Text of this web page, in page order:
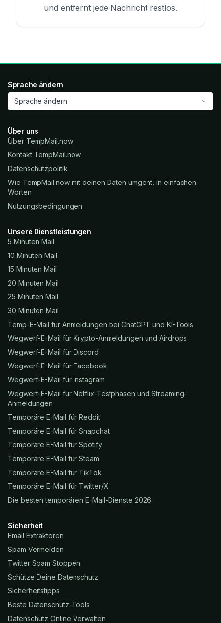
und entfernt jede Nachricht restlos.
Sprache ändern
Sprache ändern
Über uns
Über TempMail.now
Kontakt TempMail.now
Datenschutzpolitik
Wie TempMail.now mit deinen Daten umgeht, in einfachen
Worten
Nutzungsbedingungen
Unsere Dienstleistungen
5 Minuten Mail
10 Minuten Mail
15 Minuten Mail
20 Minuten Mail
25 Minuten Mail
30 Minuten Mail
Temp-E-Mail für Anmeldungen bei ChatGPT und KI-Tools
Wegwerf-E-Mail für Krypto-Anmeldungen und Airdrops
Wegwerf-E-Mail für Discord
Wegwerf-E-Mail für Facebook
Wegwerf-E-Mail für Instagram
Wegwerf-E-Mail für Netflix-Testphasen und Streaming-
Anmeldungen
Temporäre E-Mail für Reddit
Temporäre E-Mail für Snapchat
Temporäre E-Mail für Spotify
Temporäre E-Mail für Steam
Temporäre E-Mail für TikTok
Temporäre E-Mail für Twitter/X
Die besten temporären E-Mail-Dienste 2026
Sicherheit
Email Extraktoren
Spam Vermeiden
Twitter Spam Stoppen
Schütze Deine Datenschutz
Sicherheitstipps
Beste Datenschutz-Tools
Datenschutz Online Verwalten